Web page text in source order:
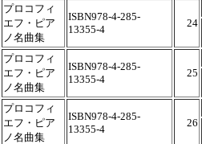
プロコフィ
エフ・ピア
ノ名曲集
ISBN978-4-285-
13355-4
24
プロコフィ
エフ・ピア
ノ名曲集
ISBN978-4-285-
13355-4
25
プロコフィ
エフ・ピア
ノ名曲集
ISBN978-4-285-
13355-4
26